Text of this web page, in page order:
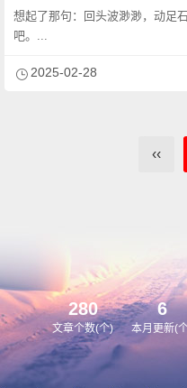
想起了那句：回头波渺渺，动足
吧。...
2025-02-28
‹‹
280
文章个数(个)
6
本月更新(